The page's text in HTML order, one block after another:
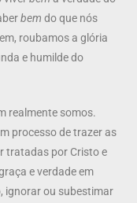
bem do que nós
roubamos a glória
e humilde do
realmente somos.
processo de trazer as
tratadas por Cristo e
e verdade em
ignorar ou subestimar